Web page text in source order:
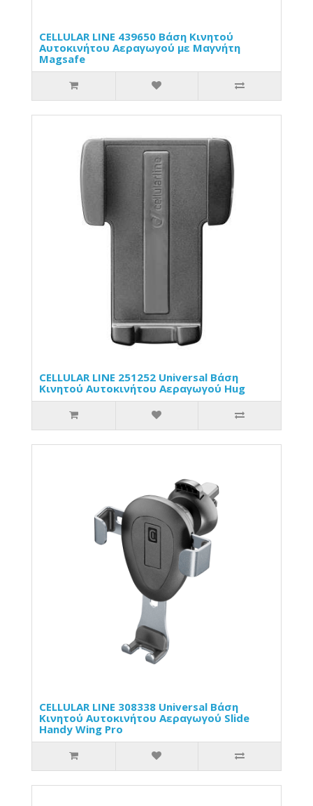
CELLULAR LINE 439650 Βάση Κινητού
Αυτοκινήτου Αεραγωγού με Μαγνήτη
Magsafe
CELLULAR LINE 251252 Universal Βάση
Κινητού Αυτοκινήτου Αεραγωγού Hug
CELLULAR LINE 308338 Universal Βάση
Κινητού Αυτοκινήτου Αεραγωγού Slide
Handy Wing Pro